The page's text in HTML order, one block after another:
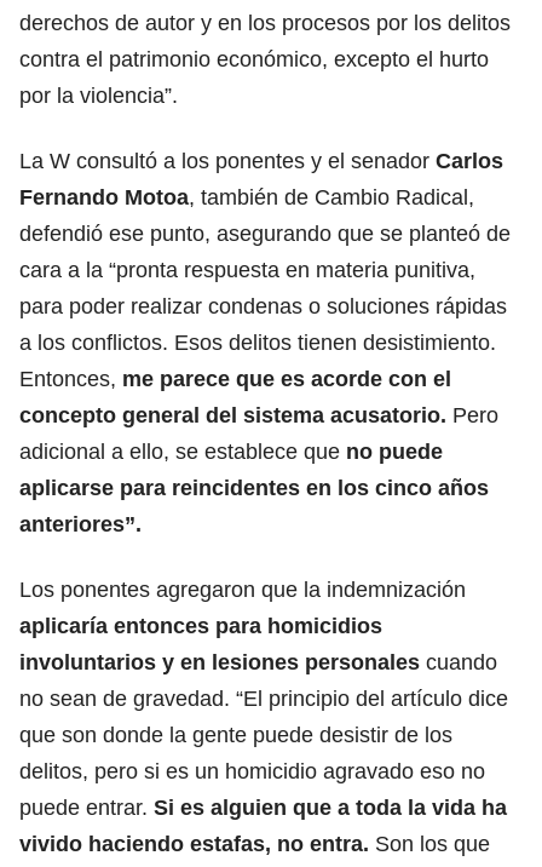
derechos de autor y en los procesos por los delitos
contra el patrimonio económico, excepto el hurto
por la violencia”.
La W consultó a los ponentes y el senador Carlos
Fernando Motoa, también de Cambio Radical,
defendió ese punto, asegurando que se planteó de
cara a la “pronta respuesta en materia punitiva,
para poder realizar condenas o soluciones rápidas
a los conflictos. Esos delitos tienen desistimiento.
Entonces, me parece que es acorde con el
concepto general del sistema acusatorio. Pero
adicional a ello, se establece que no puede
aplicarse para reincidentes en los cinco años
anteriores”.
Los ponentes agregaron que la indemnización
aplicaría entonces para homicidios
involuntarios y en lesiones personales cuando
no sean de gravedad. “El principio del artículo dice
que son donde la gente puede desistir de los
delitos, pero si es un homicidio agravado eso no
puede entrar. Si es alguien que a toda la vida ha
vivido haciendo estafas, no entra. Son los que